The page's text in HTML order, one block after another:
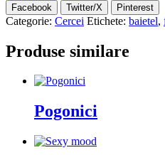
Facebook Twitter/X Pinterest
Categorie: Cercei Etichete: baietel,
Produse similare
Pogonici